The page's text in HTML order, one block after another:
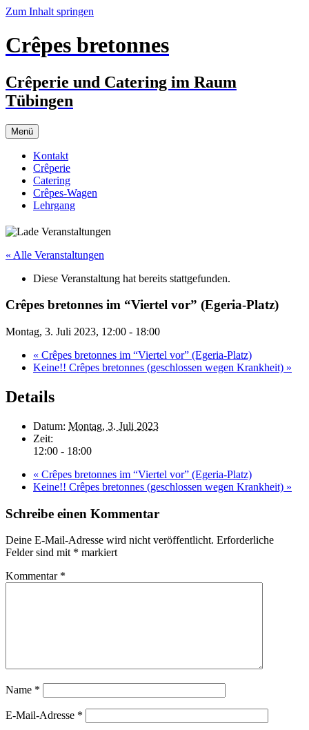
Zum Inhalt springen
Crêpes bretonnes
Crêperie und Catering im Raum
Tübingen
Menü
Kontakt
Crêperie
Catering
Crêpes-Wagen
Lehrgang
« Alle Veranstaltungen
Diese Veranstaltung hat bereits stattgefunden.
Crêpes bretonnes im “Viertel vor” (Egeria-Platz)
Montag, 3. Juli 2023, 12:00 - 18:00
« Crêpes bretonnes im “Viertel vor” (Egeria-Platz)
Keine!! Crêpes bretonnes (geschlossen wegen Krankheit) »
Details
Datum: Montag, 3. Juli 2023
Zeit:
12:00 - 18:00
« Crêpes bretonnes im “Viertel vor” (Egeria-Platz)
Keine!! Crêpes bretonnes (geschlossen wegen Krankheit) »
Schreibe einen Kommentar
Deine E-Mail-Adresse wird nicht veröffentlicht. Erforderliche
Felder sind mit * markiert
Kommentar *
Name *
E-Mail-Adresse *